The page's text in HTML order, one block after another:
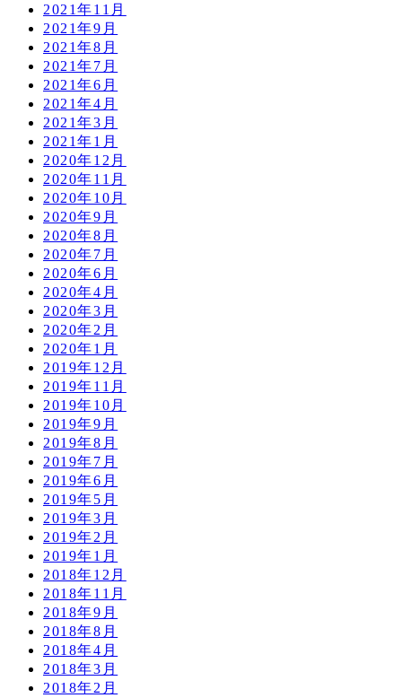
2021年11月
2021年9月
2021年8月
2021年7月
2021年6月
2021年4月
2021年3月
2021年1月
2020年12月
2020年11月
2020年10月
2020年9月
2020年8月
2020年7月
2020年6月
2020年4月
2020年3月
2020年2月
2020年1月
2019年12月
2019年11月
2019年10月
2019年9月
2019年8月
2019年7月
2019年6月
2019年5月
2019年3月
2019年2月
2019年1月
2018年12月
2018年11月
2018年9月
2018年8月
2018年4月
2018年3月
2018年2月